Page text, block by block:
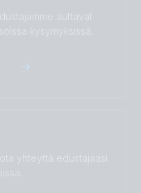
auttavat
kysymyksissä.
yhteyttä edustajaasi